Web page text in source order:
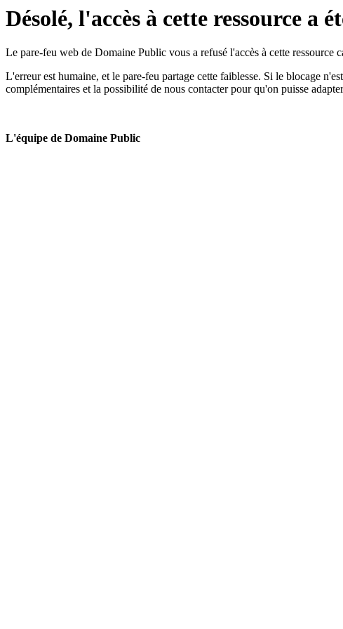
Désolé, l'accès à cette ressource a
Le pare-feu web de Domaine Public vous a refusé l'accès à cette ressource
L'erreur est humaine, et le pare-feu partage cette faiblesse. Si le blocage
complémentaires et la possibilité de nous contacter pour qu'on puisse
L'équipe de Domaine Public